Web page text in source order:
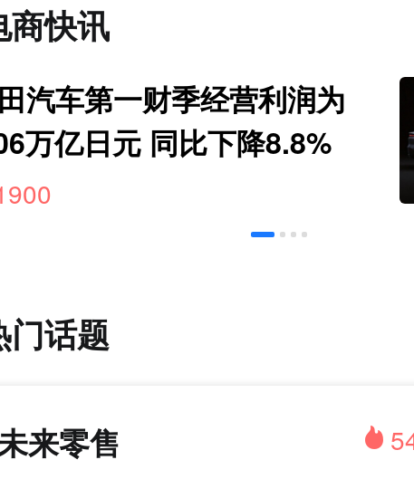
商快讯
汽车第一财季经营利润为
万亿日元 同比下降8.8%
门话题
来零售